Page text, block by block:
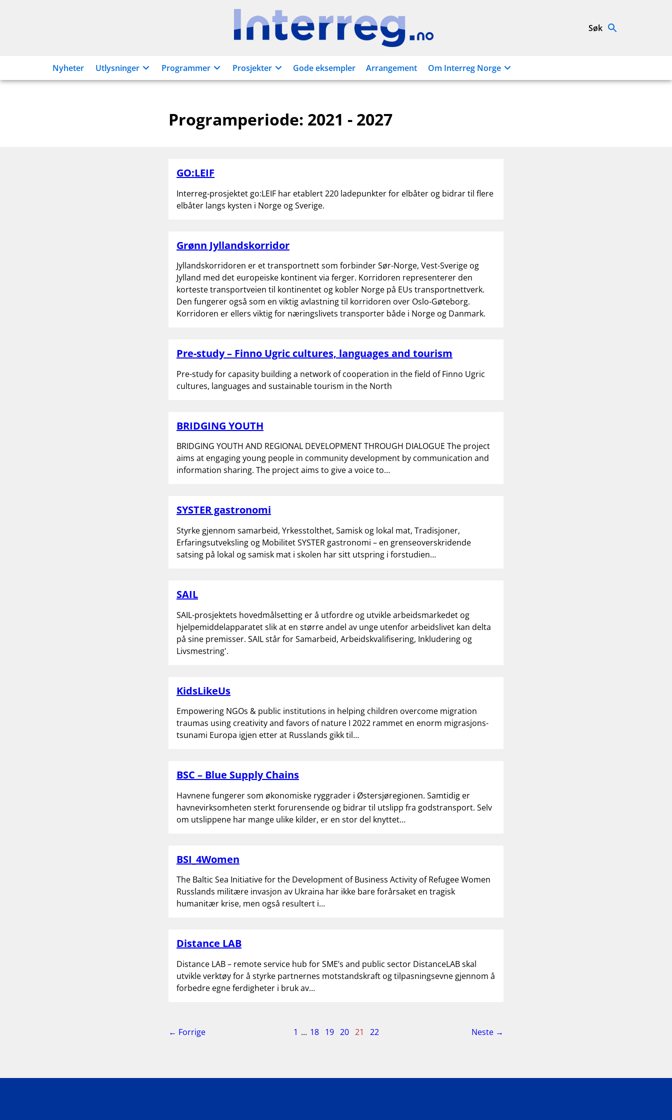
Interreg.no Søk
Nyheter Utlysninger Programmer Prosjekter Gode eksempler Arrangement Om Interreg Norge
Programperiode: 2021 - 2027
GO:LEIF
Interreg-prosjektet go:LEIF har etablert 220 ladepunkter for elbåter og bidrar til flere
elbåter langs kysten i Norge og Sverige.
Grønn Jyllandskorridor
Jyllandskorridoren er et transportnett som forbinder Sør-Norge, Vest-Sverige og
Jylland med det europeiske kontinent via ferger. Korridoren representerer den
korteste transportveien til kontinentet og kobler Norge på EUs transportnettverk.
Den fungerer også som en viktig avlastning til korridoren over Oslo-Gøteborg.
Korridoren er ellers viktig for næringslivets transporter både i Norge og Danmark.
Pre-study – Finno Ugric cultures, languages and tourism
Pre-study for capasity building a network of cooperation in the field of Finno Ugric
cultures, languages and sustainable tourism in the North
BRIDGING YOUTH
BRIDGING YOUTH AND REGIONAL DEVELOPMENT THROUGH DIALOGUE The project
aims at engaging young people in community development by communication and
information sharing. The project aims to give a voice to…
SYSTER gastronomi
Styrke gjennom samarbeid, Yrkesstolthet, Samisk og lokal mat, Tradisjoner,
Erfaringsutveksling og Mobilitet SYSTER gastronomi – en grenseoverskridende
satsing på lokal og samisk mat i skolen har sitt utspring i forstudien…
SAIL
SAIL-prosjektets hovedmålsetting er å utfordre og utvikle arbeidsmarkedet og
hjelpemiddelapparatet slik at en større andel av unge utenfor arbeidslivet kan delta
på sine premisser. SAIL står for Samarbeid, Arbeidskvalifisering, Inkludering og
Livsmestring'.
KidsLikeUs
Empowering NGOs & public institutions in helping children overcome migration
traumas using creativity and favors of nature I 2022 rammet en enorm migrasjons-
tsunami Europa igjen etter at Russlands gikk til…
BSC – Blue Supply Chains
Havnene fungerer som økonomiske ryggrader i Østersjøregionen. Samtidig er
havnevirksomheten sterkt forurensende og bidrar til utslipp fra godstransport. Selv
om utslippene har mange ulike kilder, er en stor del knyttet…
BSI_4Women
The Baltic Sea Initiative for the Development of Business Activity of Refugee Women
Russlands militære invasjon av Ukraina har ikke bare forårsaket en tragisk
humanitær krise, men også resultert i…
Distance LAB
Distance LAB – remote service hub for SME’s and public sector DistanceLAB skal
utvikle verktøy for å styrke partnernes motstandskraft og tilpasningsevne gjennom å
forbedre egne ferdigheter i bruk av…
← Forrigeside 1 ... 18 19 20 21 22 Neste side
→